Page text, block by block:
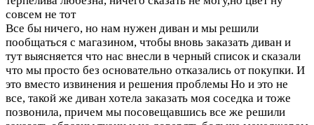
совсем не тот
Все бы ничего, но нам нужен диван и мы решили
пообщаться с магазином, чтобы вновь заказать диван и
тут выясняется что нас внесли в черный список и сказали
что мы просто без основательно отказались от покупки. И
это вместо извинения и решения проблемы Но и это не
все, такой же диван хотела заказать моя соседка и тоже
позвонила, причем мы посовещавшись все же решили